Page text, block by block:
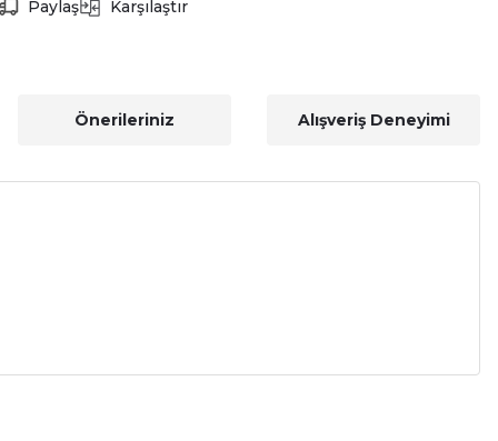
Paylaş Karşılaştır
Önerileriniz Alışveriş Deneyimi